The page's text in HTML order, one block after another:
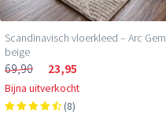
Scandinavisch vloerkleed – Arc Gem
beige
69,90 23,95
Bijna uitverkocht
(8)